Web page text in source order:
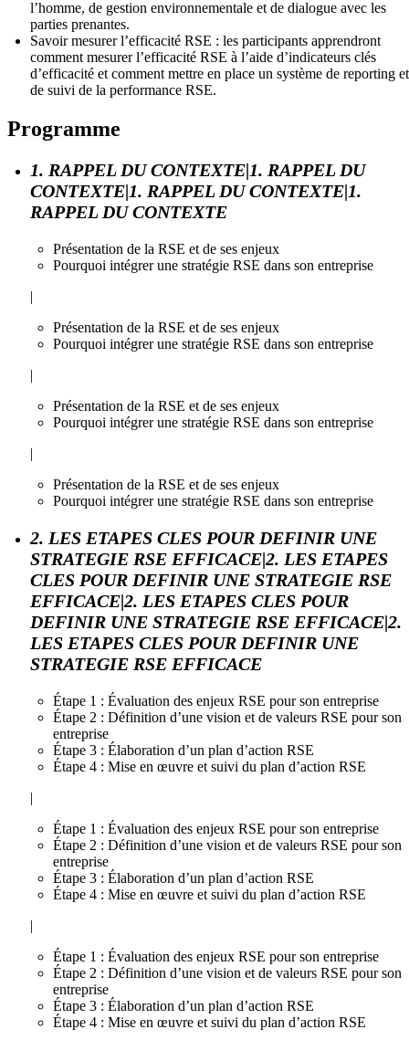
l’homme, de gestion environnementale et de dialogue avec les
parties prenantes.
Savoir mesurer l’efficacité RSE : les participants apprendront
comment mesurer l’efficacité RSE à l’aide d’indicateurs clés
d’efficacité et comment mettre en place un système de reporting et
de suivi de la performance RSE.
Programme
1. RAPPEL DU CONTEXTE|1. RAPPEL DU
CONTEXTE|1. RAPPEL DU CONTEXTE|1.
RAPPEL DU CONTEXTE
Présentation de la RSE et de ses enjeux
Pourquoi intégrer une stratégie RSE dans son entreprise
|
Présentation de la RSE et de ses enjeux
Pourquoi intégrer une stratégie RSE dans son entreprise
|
Présentation de la RSE et de ses enjeux
Pourquoi intégrer une stratégie RSE dans son entreprise
|
Présentation de la RSE et de ses enjeux
Pourquoi intégrer une stratégie RSE dans son entreprise
2. LES ETAPES CLES POUR DEFINIR UNE
STRATEGIE RSE EFFICACE|2. LES ETAPES
CLES POUR DEFINIR UNE STRATEGIE RSE
EFFICACE|2. LES ETAPES CLES POUR
DEFINIR UNE STRATEGIE RSE EFFICACE|2.
LES ETAPES CLES POUR DEFINIR UNE
STRATEGIE RSE EFFICACE
Étape 1 : Évaluation des enjeux RSE pour son entreprise
Étape 2 : Définition d’une vision et de valeurs RSE pour son
entreprise
Étape 3 : Élaboration d’un plan d’action RSE
Étape 4 : Mise en œuvre et suivi du plan d’action RSE
|
Étape 1 : Évaluation des enjeux RSE pour son entreprise
Étape 2 : Définition d’une vision et de valeurs RSE pour son
entreprise
Étape 3 : Élaboration d’un plan d’action RSE
Étape 4 : Mise en œuvre et suivi du plan d’action RSE
|
Étape 1 : Évaluation des enjeux RSE pour son entreprise
Étape 2 : Définition d’une vision et de valeurs RSE pour son
entreprise
Étape 3 : Élaboration d’un plan d’action RSE
Étape 4 : Mise en œuvre et suivi du plan d’action RSE